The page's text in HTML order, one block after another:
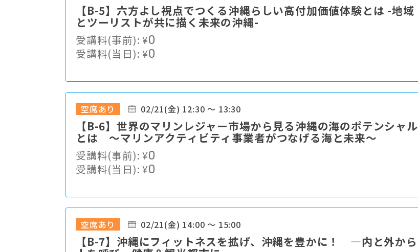
【B-5】六方よし視点でつくる沖縄らしい高付加価値体験とは -地域
とツーリストが共に描く未来の沖縄-
受講料(事前):¥0
受講料(当日):¥0
空席あり 02/21(金) 12:30 ～ 13:30
【B-6】世界のマリンレジャー市場から見る沖縄の海のポテンシャル
とは ～マリンアクティビティ事業者がつなげる海と未来～
受講料(事前):¥0
受講料(当日):¥0
空席あり 02/21(金) 14:00 ～ 15:00
【B-7】沖縄にフィットネスを拡げ、沖縄を豊かに！ ―内と外から